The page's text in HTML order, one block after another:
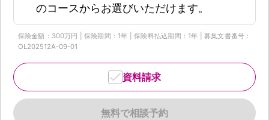
のコースからお選びいただけます。
保険金額：300万円 | 保険期間：1年 | 保険料払込期間：1年 | 募集文書番号：
OL202512A-09-01
無料で相談予約
資料請求